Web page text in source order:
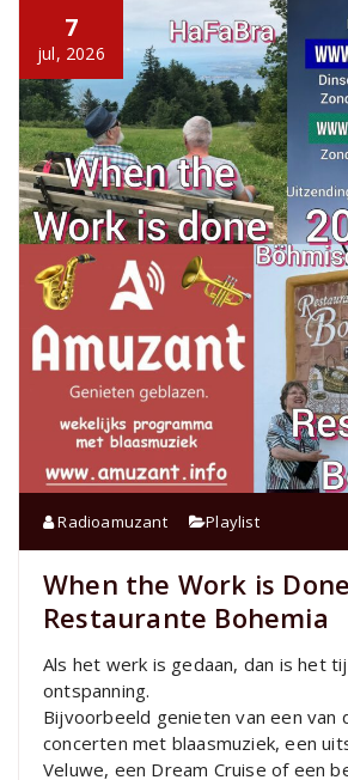
7
jul, 2026
Radioamuzant Playlist
When the Work is
Restaurante Bohemia
Als het werk is gedaan, dan is het
ontspanning.
Bijvoorbeeld genieten van een van
concerten met blaasmuziek, een
Veluwe, een Dream Cruise of een